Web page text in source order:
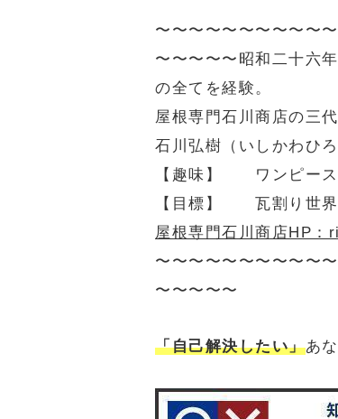
〜〜〜〜〜〜〜〜〜〜
〜〜〜〜〜 昭和二十六
の全てを経験。
屋根専門石川商店の三
石川弘樹（いしかわひろ
【趣味】 ワンピース
【目標】 瓦割り世界
屋根専門石川商店HP
〜〜〜〜〜〜〜〜〜〜
〜〜〜〜〜
「自己解決したい」あ